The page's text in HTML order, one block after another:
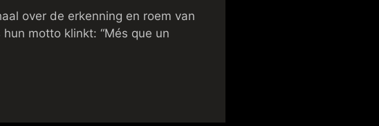
over de erkenning en roem van
motto klinkt: “Més que un